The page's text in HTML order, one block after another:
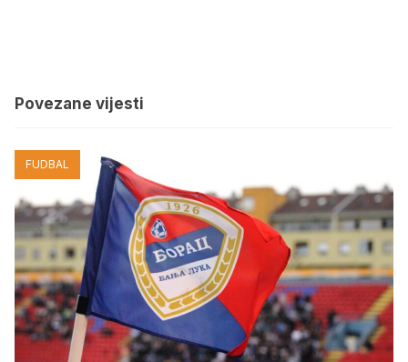
Povezane vijesti
FUDBAL